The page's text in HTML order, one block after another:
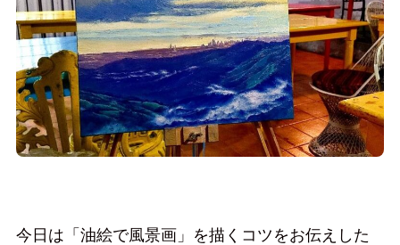
今日は「油絵で風景画」を描くコツをお伝えした